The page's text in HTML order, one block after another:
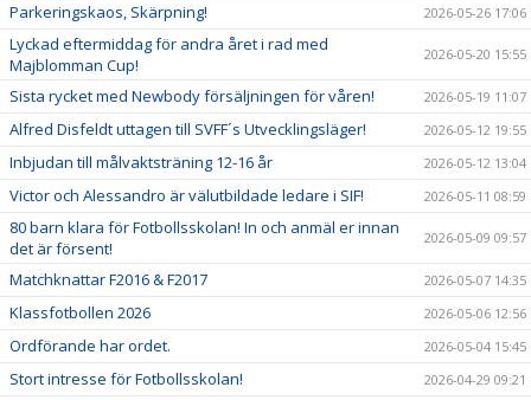
Parkeringskaos, Skärpning! 2026-05-26 17:06
Lyckad eftermiddag för andra året i rad med
Majblomman Cup!
2026-05-20 15:55
Sista rycket med Newbody försäljningen för våren! 2026-05-19 11:07
Alfred Disfeldt uttagen till SVFF´s Utvecklingsläger! 2026-05-12 19:55
Inbjudan till målvaktsträning 12-16 år 2026-05-12 13:04
Victor och Alessandro är välutbildade ledare i SIF! 2026-05-11 08:59
80 barn klara för Fotbollsskolan! In och anmäl er innan
det är försent!
2026-05-09 09:57
Matchknattar F2016 & F2017 2026-05-07 14:35
Klassfotbollen 2026 2026-05-06 12:56
Ordförande har ordet. 2026-05-04 15:45
Stort intresse för Fotbollsskolan! 2026-04-29 09:21